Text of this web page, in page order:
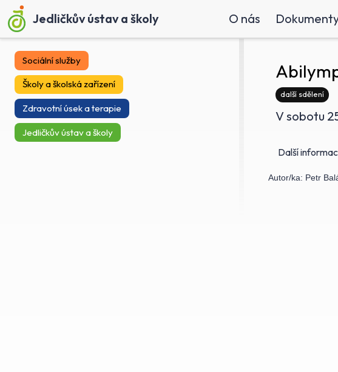
Jedličkův ústav a školy O nás
Sociální služby
Školy a školská zařízení
Zdravotní úsek a terapie
Jedličkův ústav a školy
další sdělení
V sobotu
Další
Autor/ka: Petr